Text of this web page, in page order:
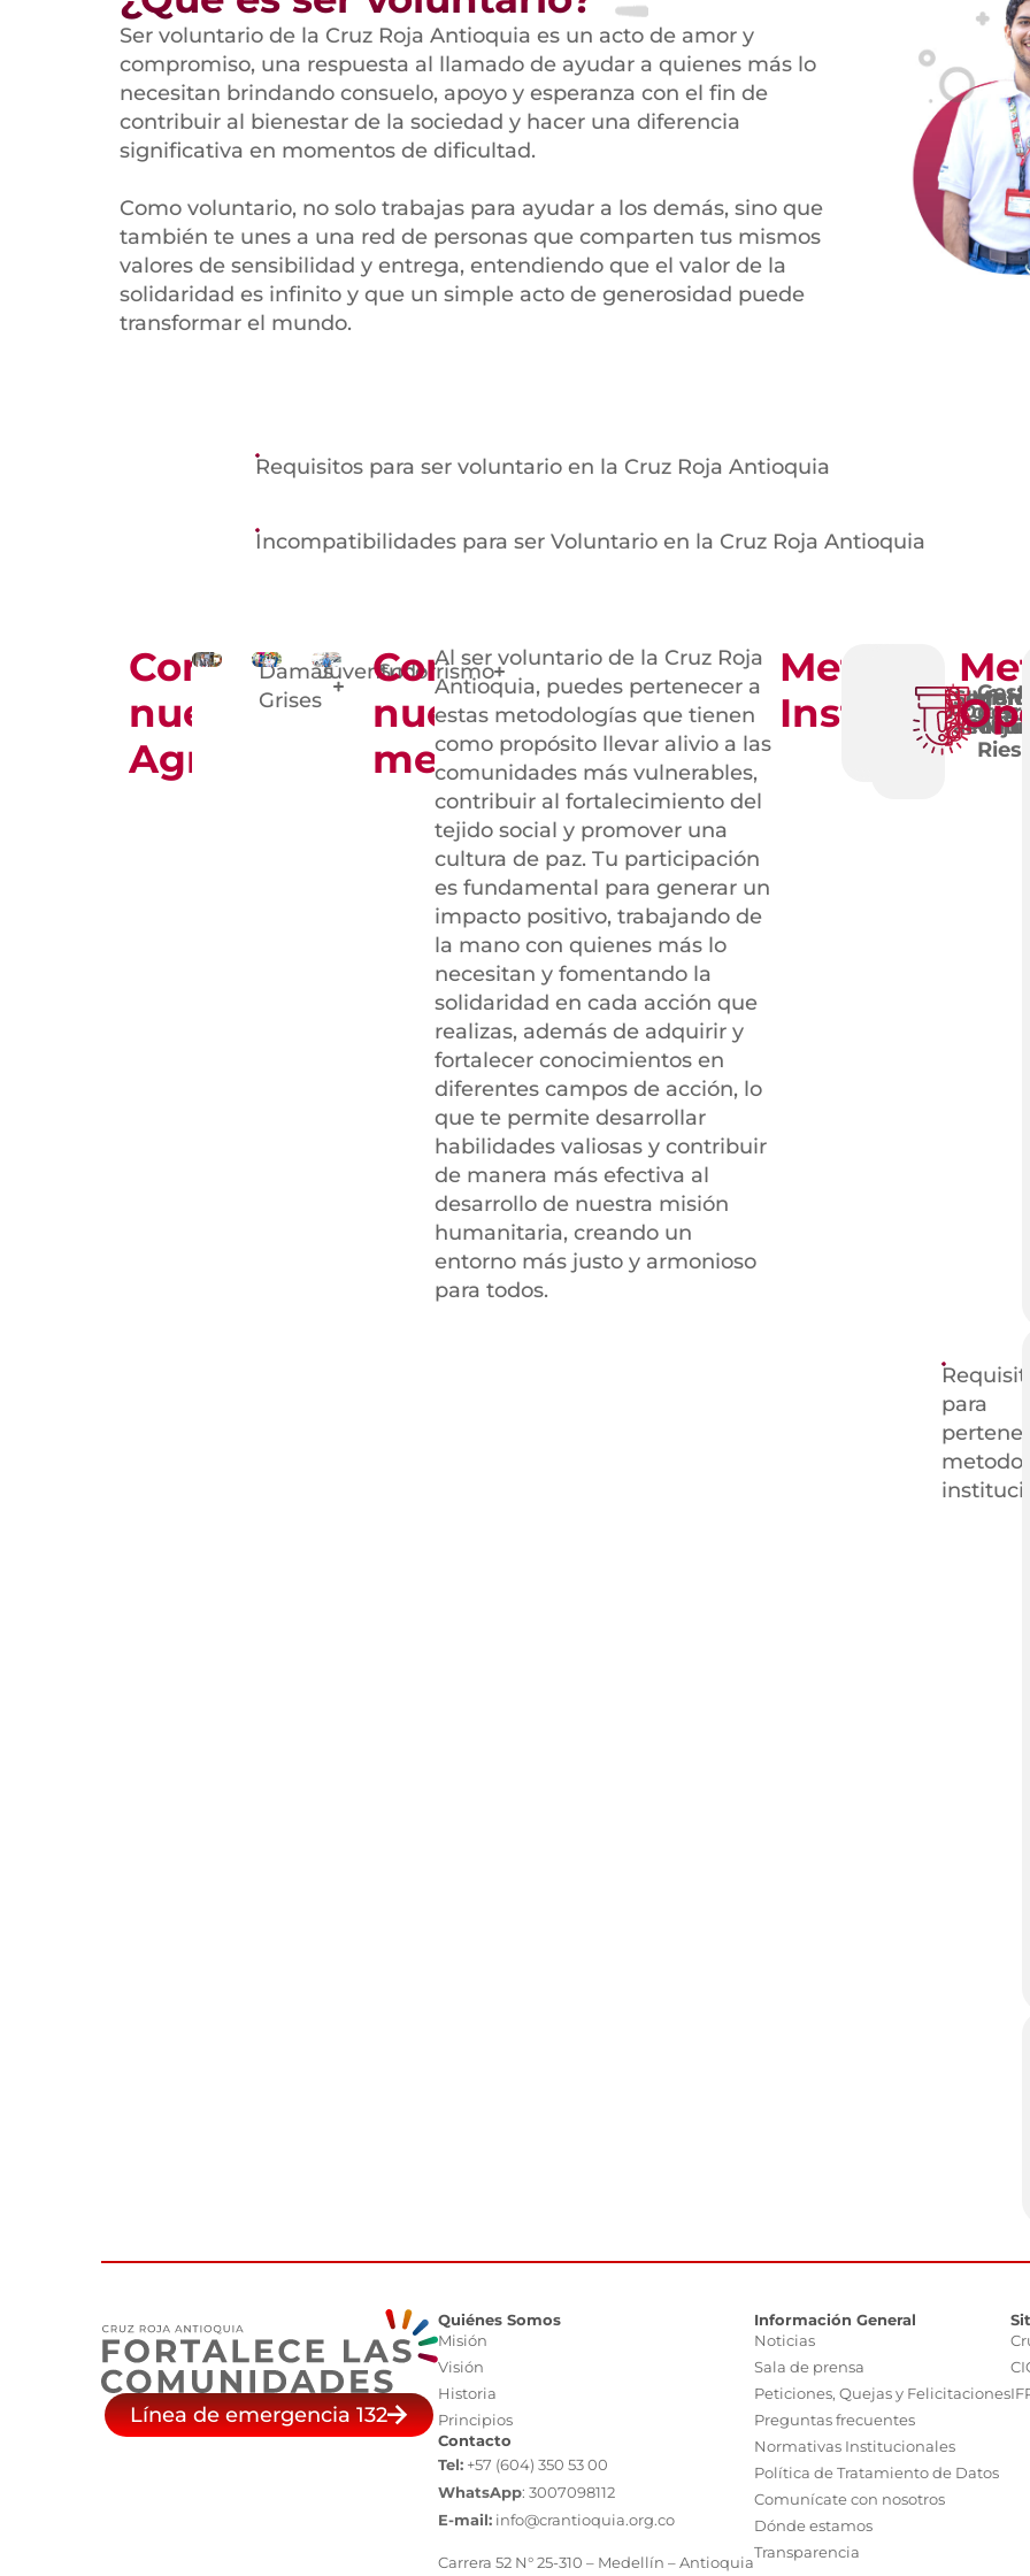
Ser voluntario de la Cruz Roja Antioquia es un acto de amor y
compromiso, una respuesta al llamado de ayudar a quienes más lo
necesitan brindando consuelo, apoyo y esperanza con el fin de
contribuir al bienestar de la sociedad y hacer una diferencia
significativa en momentos de dificultad.
Como voluntario, no solo trabajas para ayudar a los demás, sino que
también te unes a una red de personas que comparten tus mismos
valores de sensibilidad y entrega, entendiendo que el valor de la
solidaridad es infinito y que un simple acto de generosidad puede
transformar el mundo.
Requisitos para ser voluntario en la Cruz Roja Antioquia
Incompatibilidades para ser Voluntario en la Cruz Roja Antioquia
Conoce
nuestras
Agrupaciones
Damas
Grises
JuventudSocorrismo
Conoce
nuestras
metodologías
Al ser voluntario de la Cruz Roja
Antioquia, puedes pertenecer a
estas metodologías que tienen
como propósito llevar alivio a las
comunidades más vulnerables,
contribuir al fortalecimiento del
tejido social y promover una
cultura de paz. Tu participación
es fundamental para generar un
impacto positivo, trabajando de
la mano con quienes más lo
necesitan y fomentando la
solidaridad en cada acción que
realizas, además de adquirir y
fortalecer conocimientos en
diferentes campos de acción, lo
que te permite desarrollar
habilidades valiosas y contribuir
de manera más efectiva al
desarrollo de nuestra misión
humanitaria, creando un
entorno más justo y armonioso
para todos.
Metodologías
Misión
del
para
Línea de emergencia 132
Quiénes Somos
Misión
Visión
Historia
Principios
Contacto
Tel: +57 (604) 350 53 00
WhatsApp: 3007098112
E-mail: info@crantioquia.org.co
Carrera 52 N° 25-310 – Medellín – Antioquia
Información General
Noticias
Sala de prensa
Peticiones, Quejas y Felicitaciones
Preguntas frecuentes
Normativas Institucionales
Política de Tratamiento de Datos
Comunícate con nosotros
Dónde estamos
Transparencia